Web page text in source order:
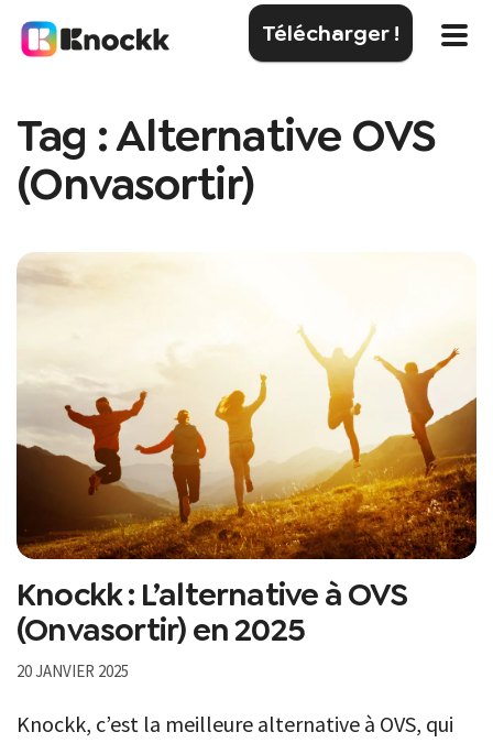
Télécharger !
Tag : Alternative OVS
(Onvasortir)
Knockk : L’alternative à OVS
(Onvasortir) en 2025
20 JANVIER 2025
Knockk, c’est la meilleure alternative à OVS, qui